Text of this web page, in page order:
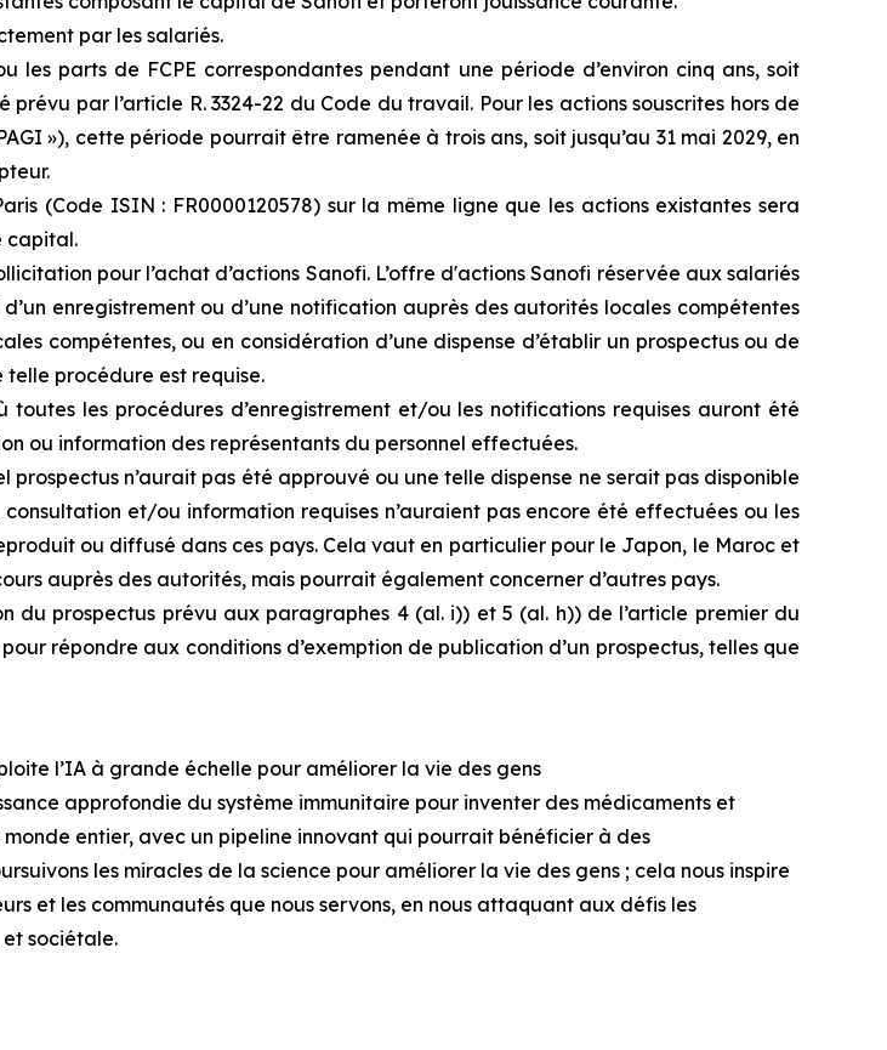
par les salariés.
les parts de FCPE correspondantes pendant une période d’environ cinq ans, soit
par l’article R. 3324-22 du Code du travail. Pour les actions souscrites hors de
»), cette période pourrait être ramenée à trois ans, soit jusqu’au 31 mai 2029, en
(Code ISIN : FR0000120578) sur la même ligne que les actions existantes sera
capital.
pour l’achat d’actions Sanofi. L’offre d'actions Sanofi réservée aux salariés
enregistrement ou d’une notification auprès des autorités locales compétentes
compétentes, ou en considération d’une dispense d’établir un prospectus ou de
telle procédure est requise.
les procédures d’enregistrement et/ou les notifications requises auront été
ou information des représentants du personnel effectuées.
prospectus n’aurait pas été approuvé ou une telle dispense ne serait pas disponible
et/ou information requises n’auraient pas encore été effectuées ou les
ou diffusé dans ces pays. Cela vaut en particulier pour le Japon, le Maroc et
auprès des autorités, mais pourrait également concerner d’autres pays.
du prospectus prévu aux paragraphes 4 (al. i)) et 5 (al. h)) de l’article premier du
répondre aux conditions d’exemption de publication d’un prospectus, telles que
l’IA à grande échelle pour améliorer la vie des gens
approfondie du système immunitaire pour inventer des médicaments et
entier, avec un pipeline innovant qui pourrait bénéficier à des
les miracles de la science pour améliorer la vie des gens ; cela nous inspire
et les communautés que nous servons, en nous attaquant aux défis les
sociétale.